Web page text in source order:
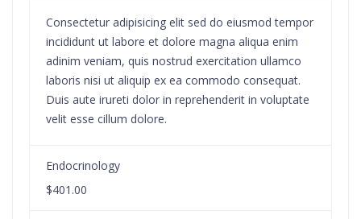
Consectetur adipisicing elit sed do eiusmod tempor
incididunt ut labore et dolore magna aliqua enim
adinim veniam, quis nostrud exercitation ullamco
laboris nisi ut aliquip ex ea commodo consequat.
Duis aute irureti dolor in reprehenderit in voluptate
velit esse cillum dolore.
Endocrinology
$401.00